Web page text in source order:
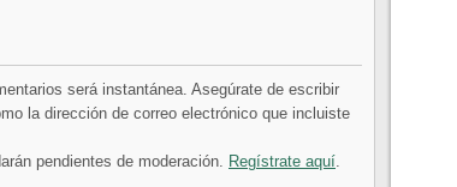
será instantánea. Asegúrate de escribir
la dirección de correo electrónico que incluiste
pendientes de moderación. Regístrate aquí.